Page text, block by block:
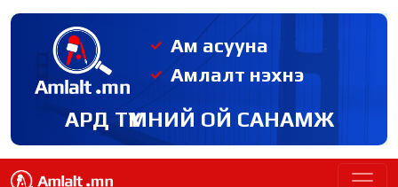
Ам асууна
Амлалт нэхнэ
АРД ТҮМНИЙ ОЙ САНАМЖ